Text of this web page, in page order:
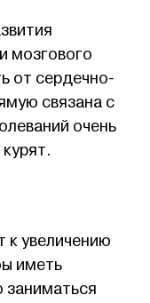
мозгового
от сердечно-
связана с
очень
к увеличению
иметь